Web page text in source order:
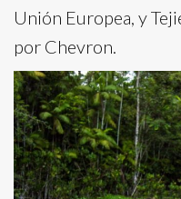
Unión Europea, y
por Chevron.